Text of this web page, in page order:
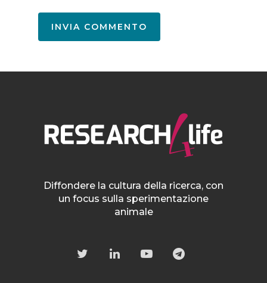
Diffondere la cultura della ricerca, con
un focus sulla sperimentazione
animale